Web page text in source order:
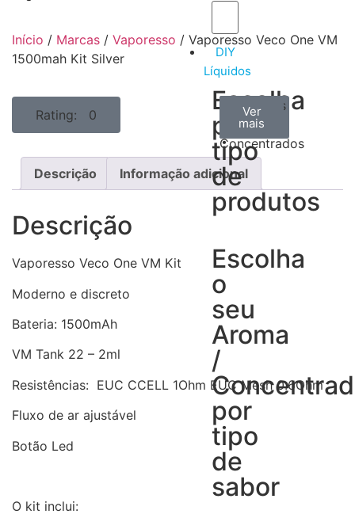
DIY
Líquidos
Escolha
por
tipo
de
produtos
Aromas
Concentrados
Ver
todos
Bases
Ver
mais
Accesorios
Ver
mais
Escolha
o
seu
Aroma
/
por
tipo
de
sabor
Início / Marcas / Vaporesso / Vaporesso Veco One VM
1500mah Kit Silver
Rating: 0
Descrição Informação adicional
Descrição
Vaporesso Veco One VM Kit
Moderno e discreto
Bateria: 1500mAh
VM Tank 22 – 2ml
Resistências: EUC CCELL 1Ohm EUC Mesh 0.6Ohm
Fluxo de ar ajustável
Botão Led
O kit inclui: